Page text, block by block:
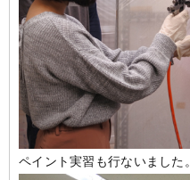
ペイント実習も行ないました。